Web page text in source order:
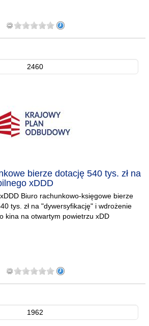
2460
bierze dotację 540 tys. zł na
xDDD
Biuro rachunkowo-księgowe bierze
tys. zł na "dywersyfikację" i wdrożenie
kina na otwartym powietrzu xDD
1962